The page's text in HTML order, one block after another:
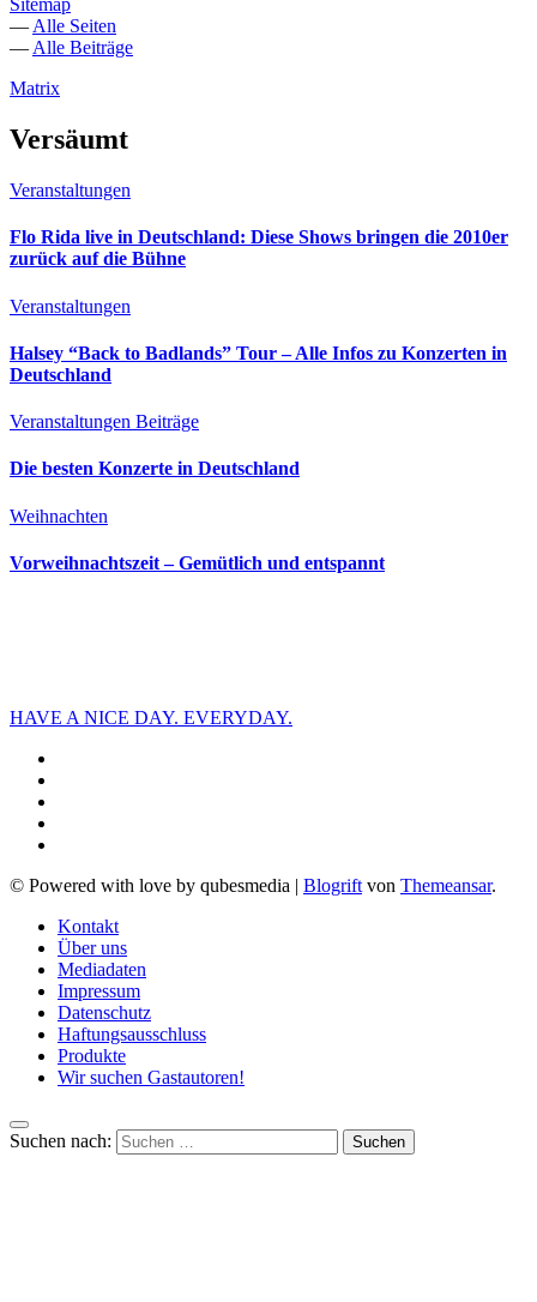
Sitemap
— Alle Seiten
— Alle Beiträge
Matrix
Versäumt
Veranstaltungen
Flo Rida live in Deutschland: Diese Shows bringen die 2010er
zurück auf die Bühne
Veranstaltungen
Halsey “Back to Badlands” Tour – Alle Infos zu Konzerten in
Deutschland
Veranstaltungen Beiträge
Die besten Konzerte in Deutschland
Weihnachten
Vorweihnachtszeit – Gemütlich und entspannt
HAVE A NICE DAY. EVERYDAY.
© Powered with love by qubesmedia | Blogrift von Themeansar.
Kontakt
Über uns
Mediadaten
Impressum
Datenschutz
Haftungsausschluss
Produkte
Wir suchen Gastautoren!
Suchen nach: